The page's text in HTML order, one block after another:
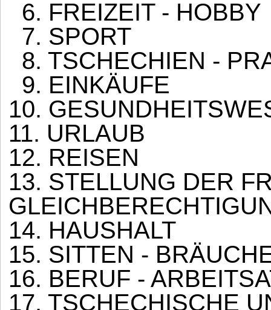
6. FREIZEIT - HOBBY
7. SPORT
8. TSCHECHIEN -
9. EINKÄUFE
10.
11. URLAUB
12. REISEN
13. STELLUNG DER
14. HAUSHALT
15. SITTEN -
16. BERUF -
17. TSCHECHISCHE